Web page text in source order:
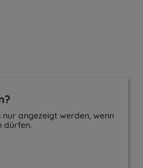
nur angezeigt werden, wenn
dürfen.